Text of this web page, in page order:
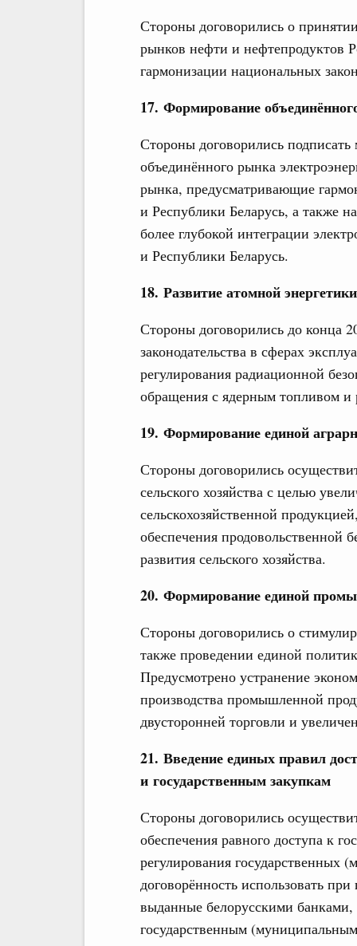
Стороны договорились о
рынков нефти и нефтепродуктов
гармонизации национальных
17. Формирование
Стороны договорились
объединённого рынка
рынка, предусматривающие
и Республики Беларусь, а также
более глубокой интеграции
и Республики Беларусь.
18. Развитие атомной энергетики
Стороны договорились до конца
законодательства в сферах
регулирования радиационной
обращения с ядерным топливом и
19. Формирование единой
Стороны договорились
сельского хозяйства с целью
сельскохозяйственной
обеспечения продовольственной
развития сельского хозяйства.
20. Формирование единой
Стороны договорились о
также проведении единой
Предусмотрено устранение
производства промышленной
двусторонней торговли и
21. Введение единых правил
и государственным закупкам
Стороны договорились
обеспечения равного доступа к
регулирования государственных
договорённость использовать
выданные белорусскими банками,
государственным